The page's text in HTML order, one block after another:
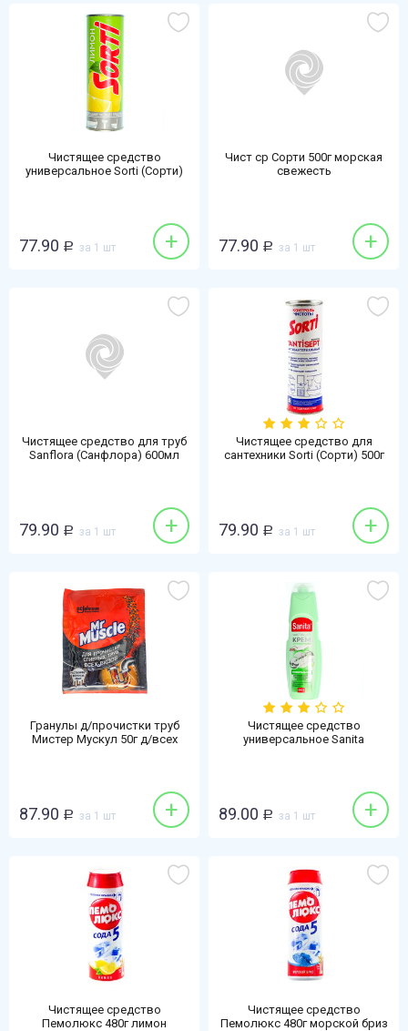
Чистящее средство
универсальное Sorti (Сорти)
77.90 Р за 1 шт +
Чист ср Сорти 500г морская
свежесть
77.90 Р за 1 шт +
Чистящее средство для труб
Sanflora (Санфлора) 600мл
79.90 Р за 1 шт +
Чистящее средство для
сантехники Sorti (Сорти) 500г
79.90 Р за 1 шт +
Гранулы д/прочистки труб
Мистер Мускул 50г д/всех
87.90 Р за 1 шт +
Чистящее средство
универсальное Sanita
89.00 Р за 1 шт +
Чистящее средство
Пемолюкс 480г лимон
Чистящее средство
Пемолюкс 480г морской бриз